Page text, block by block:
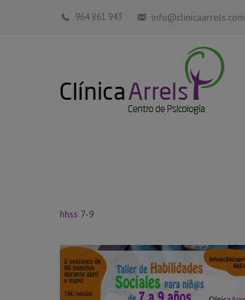
964 861 943 info@clinicaarrels.com
hhss 7-9